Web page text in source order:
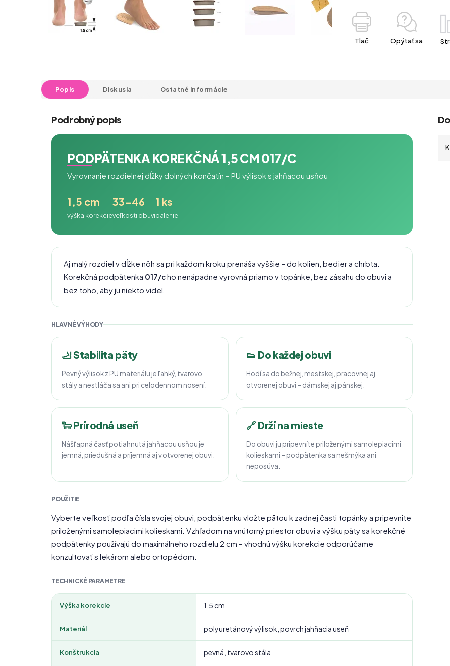
Tlač Opýtať sa
Popis Diskusia Ostatné informácie
Podrobný popis
PODPÄTENKA KOREKČNÁ 1,5 CM 017/C
Vyrovnanie rozdielnej dĺžky dolných končatín – PU výlisok s jahňacou usňou
1,5 cm
výška korekcie
33–46
veľkosti obuvi
1 ks
balenie
Aj malý rozdiel v dĺžke nôh sa pri každom kroku prenáša vyššie – do kolien, bedier a chrbta.
Korekčná podpätenka 017/cho nenápadne vyrovná priamo v topánke, bez zásahu do obuvi a
bez toho, aby ju niekto videl.
HLAVNÉ VÝHODY
🦶 Stabilita päty
Pevný výlisok z PU materiálu je ľahký, tvarovo
stály a nestláča sa ani pri celodennom nosení.
👟 Do každej obuvi
Hodí sa do bežnej, mestskej, pracovnej aj
otvorenej obuvi – dámskej aj pánskej.
🐑 Prírodná useň
Nášľapná časť potiahnutá jahňacou usňou je
jemná, priedušná a príjemná aj v otvorenej obuvi.
🔗 Drží na mieste
Do obuvi ju pripevníte priloženými samolepiacimi
kolieskami – podpätenka sa nešmýka ani
neposúva.
POUŽITIE
Vyberte veľkosť podľa čísla svojej obuvi, podpätenku vložte pätou k zadnej časti topánky a pripevnite
priloženými samolepiacimi kolieskami. Vzhľadom na vnútorný priestor obuvi a výšku päty sa korekčné
podpätenky používajú do maximálneho rozdielu 2 cm – vhodnú výšku korekcie odporúčame
konzultovať s lekárom alebo ortopédom.
TECHNICKÉ PARAMETRE
Výška korekcie 1,5 cm
Materiál polyuretánový výlisok, povrch jahňacia useň
Konštrukcia pevná, tvarovo stála